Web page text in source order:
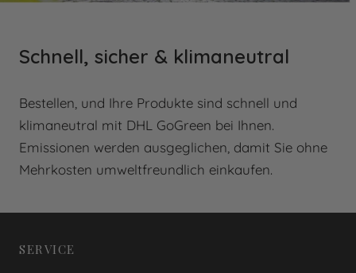
Schnell, sicher & klimaneutral
Bestellen, und Ihre Produkte sind schnell und
klimaneutral mit DHL GoGreen bei Ihnen.
Emissionen werden ausgeglichen, damit Sie ohne
Mehrkosten umweltfreundlich einkaufen.
SERVICE